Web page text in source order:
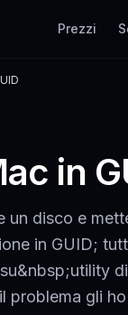
Prezzi
in
un disco e
in GUID;
problema gli